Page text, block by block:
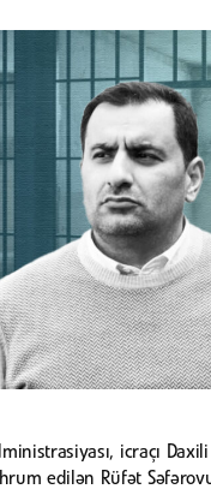
icraçı
edilən Rüfət